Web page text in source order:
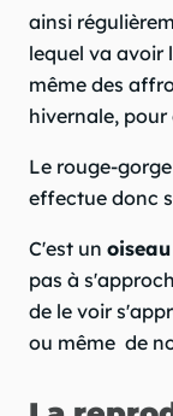
ainsi
lequel va avoir
même des
hivernale, pour
Le rouge-
effectue donc
C'est un
pas à
de le voir
ou même de